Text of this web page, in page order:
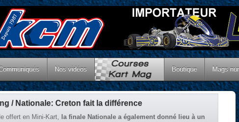
Nos vidéos Boutique Mags
/ Nationale: Creton fait la différence
offert en Mini-Kart,
la finale Nationale a également donné lieu à un